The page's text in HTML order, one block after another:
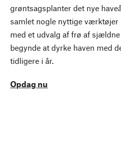
grøntsagsplanter det nye
samlet nogle nyttige værktøjer
med et udvalg af frø af
begynde at dyrke haven med
tidligere i år.
Opdag nu